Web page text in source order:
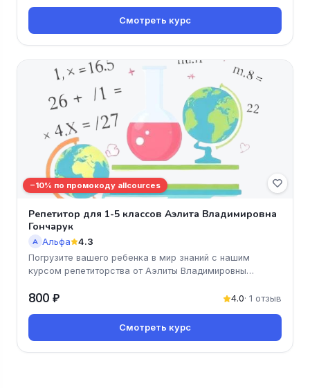
Смотреть курс
−10% по промокоду allcources
Репетитор для 1-5 классов Аэлита Владимировна
Гончарук
А Альфа 4.3
Погрузите вашего ребенка в мир знаний с нашим
курсом репетиторства от Аэлиты Владимировны
800 ₽ 4.0· 1 отзыв
Смотреть курс